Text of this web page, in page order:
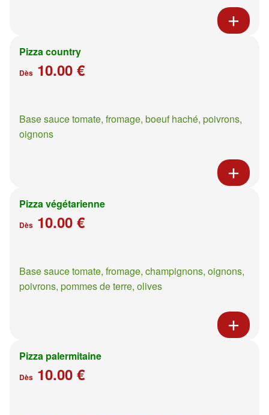
Pizza country
Dès 10.00 €
Base sauce tomate, fromage, boeuf haché, poivrons,
oignons
Pizza végétarienne
Dès 10.00 €
Base sauce tomate, fromage, champignons, oignons,
poivrons, pommes de terre, olives
Pizza palermitaine
Dès 10.00 €